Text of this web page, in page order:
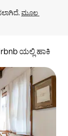
ಮೂಲ
ಯಲ್ಲಿ ಹಾಕಿ